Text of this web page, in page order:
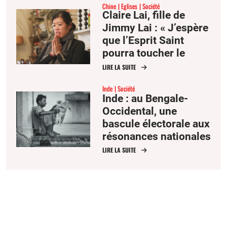
Chine Eglises Société
Claire Lai, fille de
Jimmy Lai : « J’espère
que l’Esprit Saint
pourra toucher le
cœur du président Xi »
LIRE LA SUITE
Inde Société
Inde : au Bengale-
Occidental, une
bascule électorale aux
résonances nationales
LIRE LA SUITE